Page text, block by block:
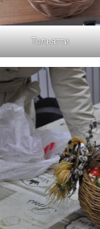
Тольятти